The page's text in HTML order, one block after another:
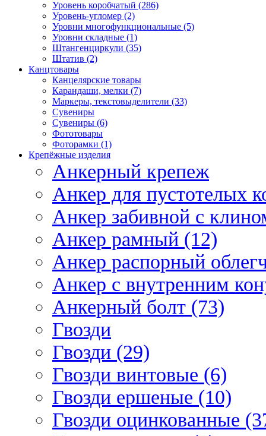
Уровень коробчатый (286)
Уровень-угломер (2)
Уровни многофункциональные (5)
Уровни складные (1)
Штангенциркули (35)
Штатив (2)
Канцтовары
Канцелярские товары
Карандаши, мелки (7)
Маркеры, текстовыделители (33)
Сувениры
Сувениры (6)
Фототовары
Фоторамки (1)
Крепёжные изделия
Анкерный крепеж
Анкер для пустотелых
Анкер забивной с
Анкер рамный (12)
Анкер распорный
Анкер с внутренним
Анкерный болт (73)
Гвозди
Гвозди (29)
Гвозди винтовые (6)
Гвозди ершеные (10)
Гвозди оцинкованные